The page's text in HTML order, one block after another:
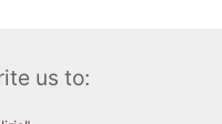
us to: